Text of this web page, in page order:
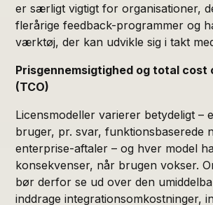
er særligt vigtigt for organisationer,
flerårige feedback-programmer og
værktøj, der kan udvikle sig i takt
Prisgennemsigtighed og total cost
(TCO)
Licensmodeller varierer betydeligt –
bruger, pr. svar, funktionsbaserede
enterprise-aftaler – og hver model
konsekvenser, når brugen vokser.
bør derfor se ud over den
inddrage integrationsomkostninger,